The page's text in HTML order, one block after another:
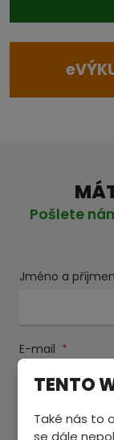
e
Pošlete
Jméno a
E-mail *
Text zprávy *
TENTO
Také nás to
se dále